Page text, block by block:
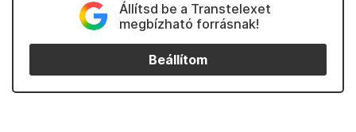
Állítsd be a Transtelexet
megbízható forrásnak!
Beállítom